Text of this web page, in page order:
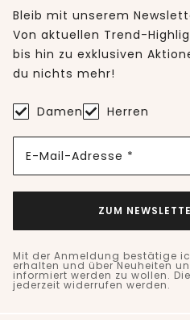
Bleib mit unserem
Von aktuellen Trend-
bis hin zu exklusiven
du nichts mehr!
Damen Herren
E-Mail-Adresse *
ZUM
Mit der Anmeldung bestätige
erhalten und über Neuheiten
informiert werden zu wollen.
jederzeit widerrufen werden.